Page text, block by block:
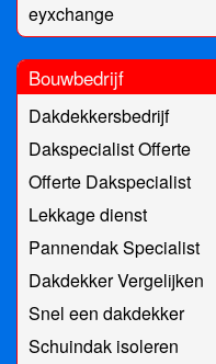
eyxchange
Bouwbedrijf
Dakdekkersbedrijf
Dakspecialist Offerte
Offerte Dakspecialist
Lekkage dienst
Pannendak Specialist
Dakdekker Vergelijken
Snel een dakdekker
Schuindak isoleren